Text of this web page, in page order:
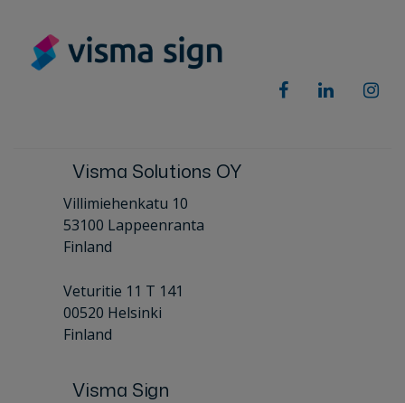
Visma Solutions OY
Villimiehenkatu 10
53100 Lappeenranta
Finland
Veturitie 11 T 141
00520 Helsinki
Finland
Visma Sign